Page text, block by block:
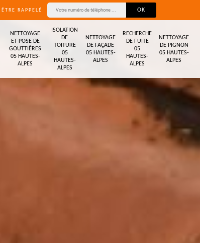
ÊTRE RAPPELÉ
NETTOYAGE
ET POSE DE
GOUTTIÈRES
05 HAUTES-
ALPES
ISOLATION
DE
TOITURE
05
HAUTES-
ALPES
NETTOYAGE
DE FAÇADE
05 HAUTES-
ALPES
RECHERCHE
DE FUITE
05
HAUTES-
ALPES
NETTOYAGE
DE PIGNON
05 HAUTES-
ALPES